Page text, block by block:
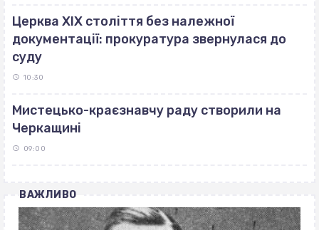
Церква ХІХ століття без належної
документації: прокуратура звернулася до
суду
10:30
Мистецько-краєзнавчу раду створили на
Черкащині
09:00
ВАЖЛИВО